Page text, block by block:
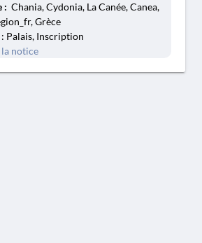
: Chania, Cydonia, La Canée, Canea,
Grèce
Palais, Inscription
notice